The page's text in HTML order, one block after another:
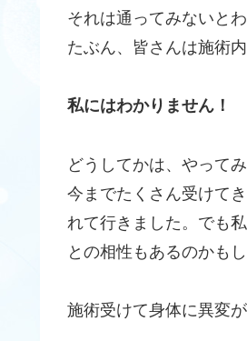
それは通ってみないと
たぶん、皆さんは施術
私にはわかりません！
どうしてかは、やって
今までたくさん受けて
れて行きました。でも
との相性もあるのかもし
施術受けて身体に異変